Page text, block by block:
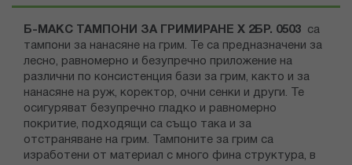
Б-МАКС ТАМПОНИ ЗА ГРИМИРАНЕ Х 2БР. 0503
са
тампони за нанасяне на грим. Те са предназначени за
лесно, равномерно и безупречно приложение на
различни по консистенция бази за грим, както и за
нанасяне на руж, коректор, очни сенки и други. Те
осигуряват безупречно гладко и равномерно
покритие, подходящи са също така и за
отстраняване на грим. Тампоните за грим са
изработени от материал с много фина структура, в